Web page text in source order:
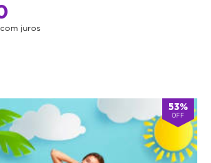
juros
53%
OFF